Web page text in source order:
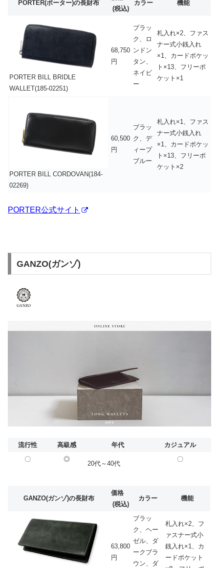
PORTER(ポーター)の長財布
(税込)
カラー 機能
PORTER BILL BRIDLE
WALLET(185-02251)
68,750
円
ブラッ
ク、ロ
ンドン
タン、
ネイビ
ー
札入れ×2、ファス
ナー式小銭入れ
×1、カードポケッ
ト×13、フリーポ
ケット×1
PORTER BILL CORDOVAN(184-
02269)
60,500
円
ブラッ
ク、デ
ィープ
ブルー
札入れ×1、ファス
ナー式小銭入れ
×1、カードポケッ
ト×13、フリーポ
ケット×2
PORTER公式サイト
GANZO(ガンゾ)
流行性 高級感 年代
カジュアル
〇
◎
20代～40代
〇
GANZO(ガンゾ)の長財布
価格
(税込)
カラー 機能
63,800
円
ブラッ
ク、ヘー
ゼル、ダ
ークブラ
ウン、ダ
札入れ×2、フ
ァスナー式小
銭入れ×1、カ
ードポケット